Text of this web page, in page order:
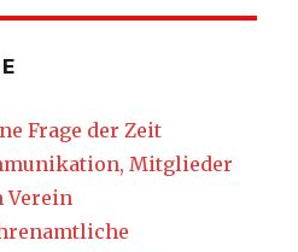
Frage der Zeit
Mitglieder
Verein